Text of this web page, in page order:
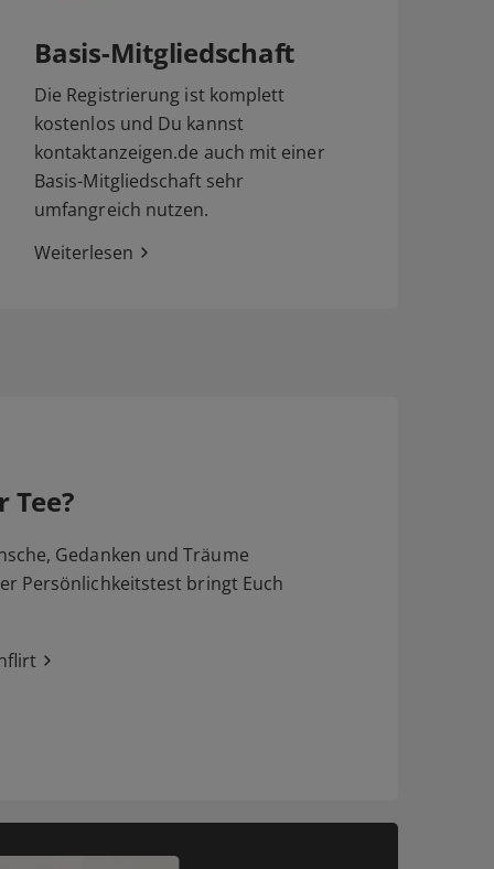
Basis-Mitgliedschaft
Die Registrierung ist komplett
kostenlos und Du kannst
kontaktanzeigen.de auch mit einer
Basis-Mitgliedschaft sehr
umfangreich nutzen.
Weiterlesen
Tee?
Gedanken und Träume
Persönlichkeitstest bringt Euch